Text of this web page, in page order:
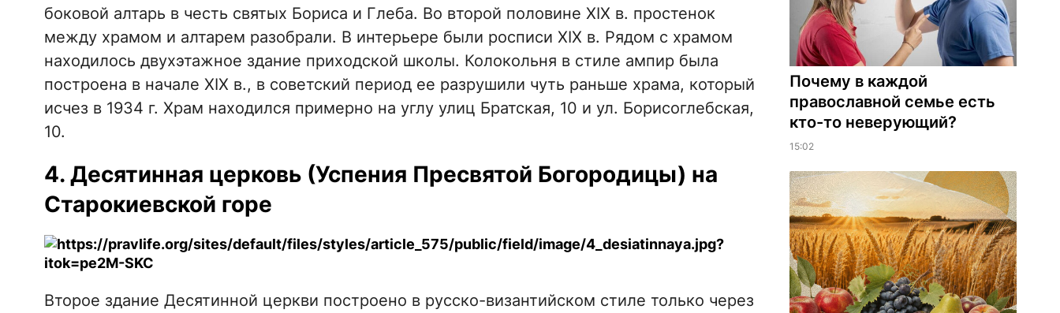
боковой алтарь в честь святых Бориса и Глеба. Во второй половине XIX в. простенок
между храмом и алтарем разобрали. В интерьере были росписи XIX в. Рядом с храмом
находилось двухэтажное здание приходской школы. Колокольня в стиле ампир была
построена в начале XIX в., в советский период ее разрушили чуть раньше храма, который
исчез в 1934 г. Храм находился примерно на углу улиц Братская, 10 и ул. Борисоглебская,
10.
4. Десятинная церковь (Успения Пресвятой Богородицы) на
Старокиевской горе
Второе здание Десятинной церкви построено в русско-византийском стиле только через
Почему в каждой
православной семье есть
кто-то неверующий?
15:02